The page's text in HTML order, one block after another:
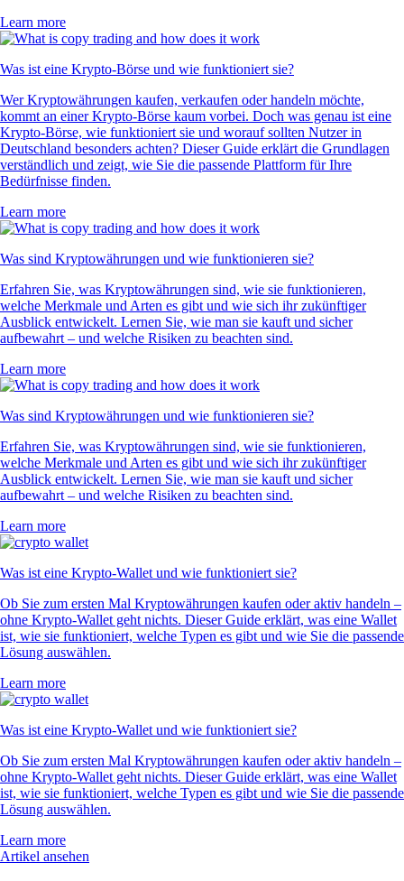
Learn more
Was ist eine Krypto-Börse und wie funktioniert sie?
Wer Kryptowährungen kaufen, verkaufen oder handeln möchte,
kommt an einer Krypto-Börse kaum vorbei. Doch was genau ist eine
Krypto-Börse, wie funktioniert sie und worauf sollten Nutzer in
Deutschland besonders achten? Dieser Guide erklärt die Grundlagen
verständlich und zeigt, wie Sie die passende Plattform für Ihre
Bedürfnisse finden.
Learn more
Was sind Kryptowährungen und wie funktionieren sie?
Erfahren Sie, was Kryptowährungen sind, wie sie funktionieren,
welche Merkmale und Arten es gibt und wie sich ihr zukünftiger
Ausblick entwickelt. Lernen Sie, wie man sie kauft und sicher
aufbewahrt – und welche Risiken zu beachten sind.
Learn more
Was sind Kryptowährungen und wie funktionieren sie?
Erfahren Sie, was Kryptowährungen sind, wie sie funktionieren,
welche Merkmale und Arten es gibt und wie sich ihr zukünftiger
Ausblick entwickelt. Lernen Sie, wie man sie kauft und sicher
aufbewahrt – und welche Risiken zu beachten sind.
Learn more
Was ist eine Krypto-Wallet und wie funktioniert sie?
Ob Sie zum ersten Mal Kryptowährungen kaufen oder aktiv handeln –
ohne Krypto-Wallet geht nichts. Dieser Guide erklärt, was eine Wallet
ist, wie sie funktioniert, welche Typen es gibt und wie Sie die passende
Lösung auswählen.
Learn more
Was ist eine Krypto-Wallet und wie funktioniert sie?
Ob Sie zum ersten Mal Kryptowährungen kaufen oder aktiv handeln –
ohne Krypto-Wallet geht nichts. Dieser Guide erklärt, was eine Wallet
ist, wie sie funktioniert, welche Typen es gibt und wie Sie die passende
Lösung auswählen.
Learn more
Artikel ansehen